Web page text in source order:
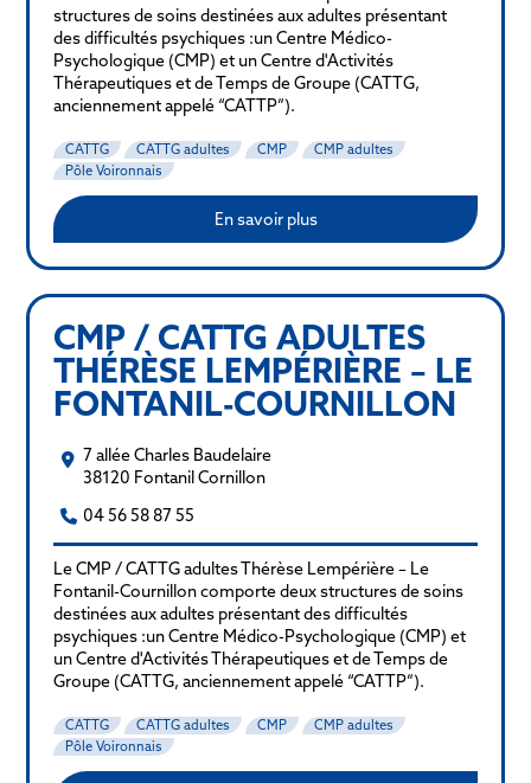
structures de soins destinées aux adultes présentant
des difficultés psychiques :un Centre Médico-
Psychologique (CMP) et un Centre d'Activités
Thérapeutiques et de Temps de Groupe (CATTG,
anciennement appelé “CATTP”).
CATTG CATTG adultes CMP
CMP adultes
Pôle Voironnais
En savoir plus
CMP / CATTG ADULTES
THÉRÈSE LEMPÉRIÈRE – LE
FONTANIL-COURNILLON
7 allée Charles Baudelaire
38120 Fontanil Cornillon
04 56 58 87 55
Le CMP / CATTG adultes Thérèse Lempérière – Le
Fontanil-Cournillon comporte deux structures de soins
destinées aux adultes présentant des difficultés
psychiques :un Centre Médico-Psychologique (CMP) et
un Centre d'Activités Thérapeutiques et de Temps de
Groupe (CATTG, anciennement appelé “CATTP”).
CATTG CATTG adultes CMP
CMP adultes
Pôle Voironnais